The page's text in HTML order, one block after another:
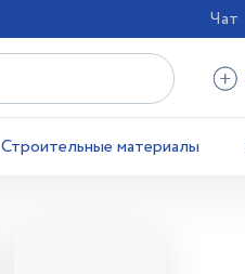
Чат
Строительные материалы